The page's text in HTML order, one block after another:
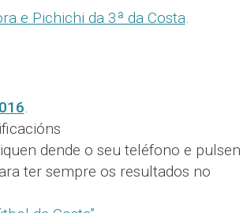
e Pichichi da 3ª da Costa.
.
dende o seu teléfono e pulsen
ter sempre os resultados no